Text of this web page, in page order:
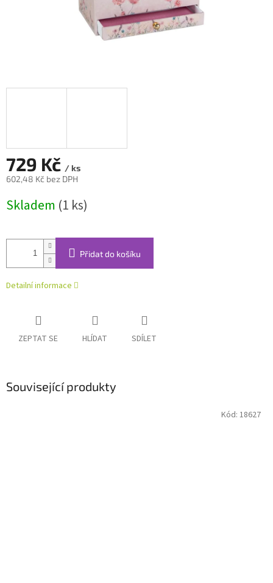
729 Kč / ks
602,48 Kč bez DPH
cena:
Skladem (1 ks)
Přidat do košíku
Detailní informace
ZEPTAT SE HLÍDAT SDÍLET
Související produkty
Kód: 18627